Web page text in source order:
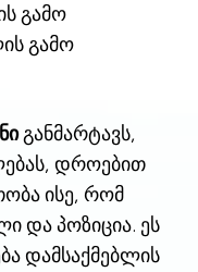
გამო
გამო
განმარტავს,
დროებით
ისე, რომ
და პოზიცია. ეს
დამსაქმებლის